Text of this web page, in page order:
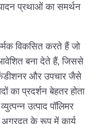
प्रथाओं का समर्थन
विकसित करते हैं जो
बना देते हैं, जिससे
और उपचार जैसे
का प्रदर्शन बेहतर होता
उत्पाद पॉलिमर
अग्रदूत के रूप में कार्य